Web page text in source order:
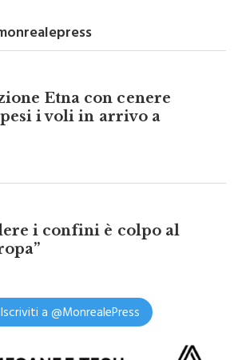
Etna con cenere
i voli in arrivo a
i confini è colpo al
Iscriviti a @MonrealePress